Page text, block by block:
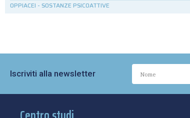
OPPIACEI - SOSTANZE PSICOATTIVE
Iscriviti alla newsletter